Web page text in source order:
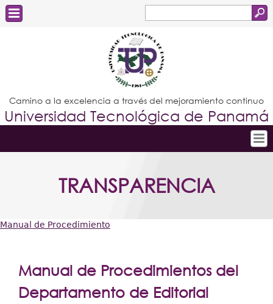
de
búsqueda
Estudiantes
Docentes
Administrativos
Graduados
Camino a la excelencia a través del mejoramiento continuo
Universidad Tecnológica de Panamá
Conoce la UTP
Extensión
Facultades
TRANSPARENCIA
está
aquí
Manual de Procedimiento
Manual de Procedimientos del
Departamento de Editorial